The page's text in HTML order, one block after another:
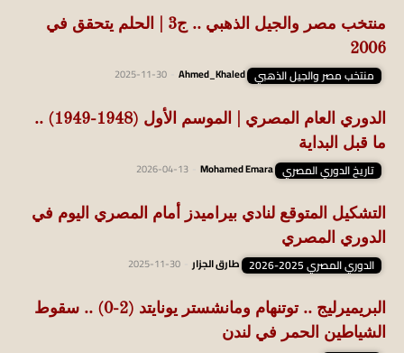
منتخب مصر والجيل الذهبي .. ج3 | الحلم يتحقق في
2006
منتخب مصر والجيل الذهبي Ahmed_Khaled
2025-11-30
الدوري العام المصري | الموسم الأول (1948-1949) ..
ما قبل البداية
تاريخ الدوري المصري Mohamed Emara
2026-04-13
التشكيل المتوقع لنادي بيراميدز أمام المصري اليوم في
الدوري المصري
الدوري المصري 2025-2026 طارق الجزار 2025-11-30
البريميرليج .. توتنهام ومانشستر يونايتد (2-0) .. سقوط
الشياطين الحمر في لندن